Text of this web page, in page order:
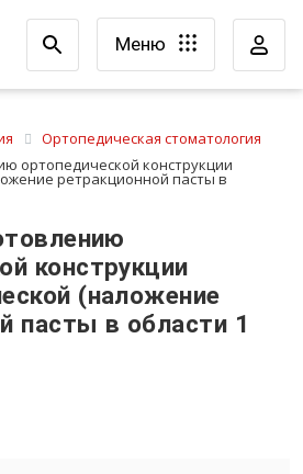
Меню
Ортопедическая стоматология
ортопедической конструкции
ретракционной пасты в
конструкции
(наложение
пасты в области 1